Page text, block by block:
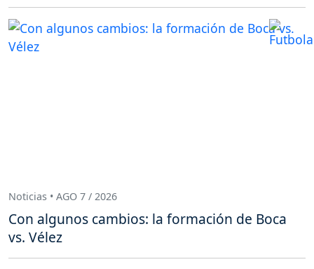
Noticias • AGO 7 / 2026
Con algunos cambios: la formación de Boca
vs. Vélez